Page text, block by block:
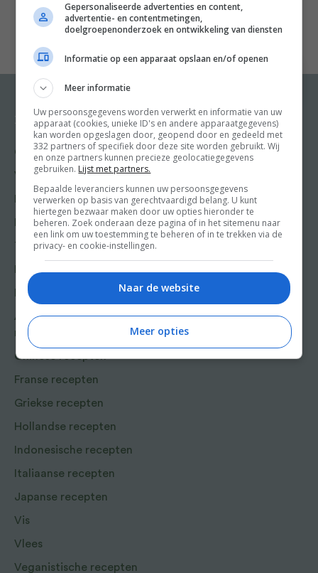
Recepten
Gangen
Voorgerecht
Hoofdgerecht
Nagerecht
Tussengerecht
Bakrecepten
Aziatische en Oosterse
recepten
Chinese recepten
Franse recepten
Griekse recepten
Hollandse recepten
Indonesische recepten
Italiaanse recepten
Japanse recepten
Vis
Vlees
Veganistische recepten
Meer van Food and
Friends
Shop
Food & Travel
Friends
Kooktips
Gepersonaliseerde advertenties en content,
advertentie- en contentmetingen,
doelgroepenonderzoek en ontwikkeling van diensten
Informatie op een apparaat opslaan en/of openen
Meer informatie
Uw persoonsgegevens worden verwerkt en informatie van uw
apparaat (cookies, unieke ID's en andere apparaatgegevens)
kan worden opgeslagen door, geopend door en gedeeld met
332 partners of specifiek door deze site worden gebruikt. Wij
en onze partners kunnen precieze geolocatiegegevens
gebruiken. Lijst met partners.
Bepaalde leveranciers kunnen uw persoonsgegevens
verwerken op basis van gerechtvaardigd belang. U kunt
hiertegen bezwaar maken door uw opties hieronder te
beheren. Zoek onderaan deze pagina of in het sitemenu naar
een link om uw toestemming te beheren of in te trekken via de
privacy- en cookie-instellingen.
Naar de website
Meer opties